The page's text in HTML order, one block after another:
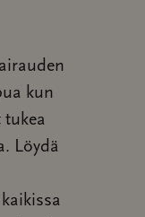
kun
tukea
Löydä